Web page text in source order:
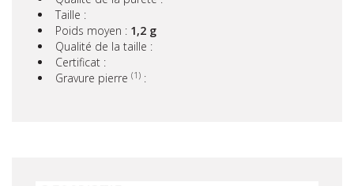
Taille :
Poids moyen : 1,2 g
Qualité de la taille :
Certificat :
Gravure pierre (1) :